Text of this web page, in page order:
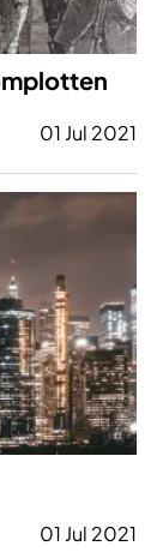
01 Jul 2021
01 Jul 2021